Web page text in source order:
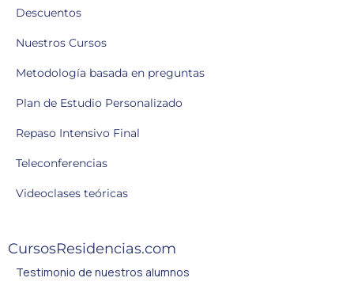
Descuentos
Nuestros Cursos
Metodología basada en preguntas
Plan de Estudio Personalizado
Repaso Intensivo Final
Teleconferencias
Videoclases teóricas
CursosResidencias.com
Testimonio de nuestros alumnos